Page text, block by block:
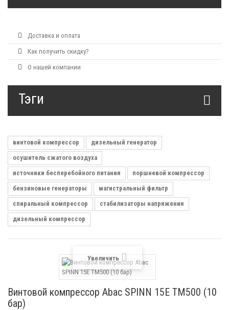
Доставка и оплата
Как получить скидку?
О нашей компании
Тэги
винтовой компрессор
дизельный генератор
осушитель сжатого воздуха
источники бесперебойного питания
поршневой компрессор
бензиновые генераторы
магистральный фильтр
спиральный компрессор
стабилизаторы напряжения
дизельный компрессор
Увеличить
Винтовой компрессор Abac SPINN 15E TM500 (10
бар)